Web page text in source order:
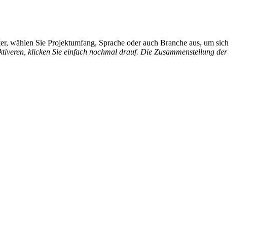
wählen Sie Projektumfang, Sprache oder auch Branche aus, um sich
klicken Sie einfach nochmal drauf. Die Zusammenstellung der